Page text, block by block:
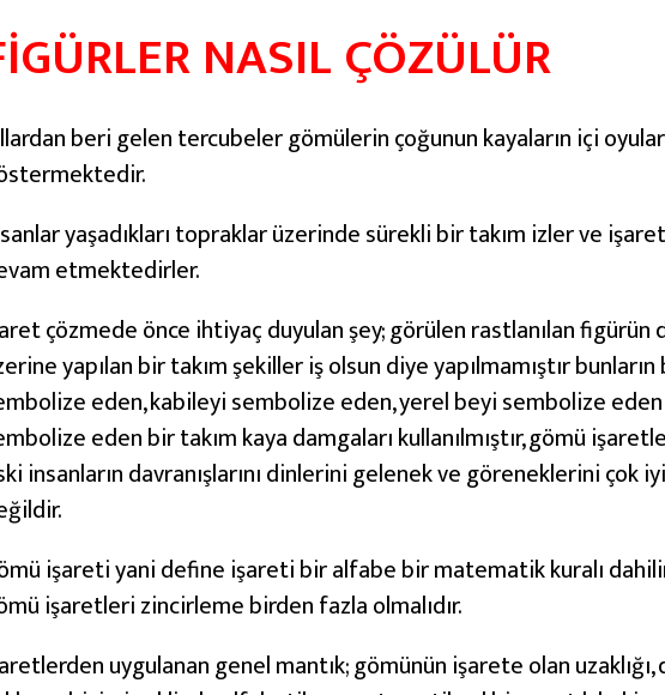
NASIL ÇÖZÜLÜR
beri gelen tercubeler gömülerin çoğunun kayaların içi
yaşadıkları topraklar üzerinde sürekli bir takım izler ve
etmektedirler.
çözmede önce ihtiyaç duyulan şey; görülen rastlanılan figürün
yapılan bir takım şekiller iş olsun diye yapılmamıştır
eden, kabileyi sembolize eden, yerel beyi sembolize eden
eden bir takım kaya damgaları kullanılmıştır, gömü
insanların davranışlarını dinlerini gelenek ve göreneklerini çok
işareti yani define işareti bir alfabe bir matematik kuralı
işaretleri zincirleme birden fazla olmalıdır.
uygulanan genel mantık; gömünün işarete olan